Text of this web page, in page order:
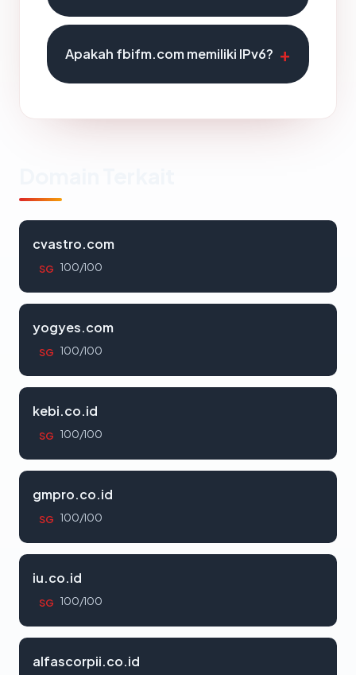
Apakah fbifm.com memiliki IPv6?
cvastro.com
SG 100/100
yogyes.com
SG 100/100
kebi.co.id
SG 100/100
gmpro.co.id
SG 100/100
iu.co.id
SG 100/100
alfascorpii.co.id